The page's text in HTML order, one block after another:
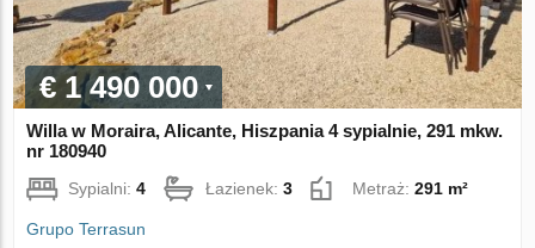
€ 1 490 000
Willa w Moraira, Alicante, Hiszpania 4 sypialnie, 291 mkw.
nr 180940
Sypialni:4 Łazienek:3 Metraż:291 m²
Grupo Terrasun